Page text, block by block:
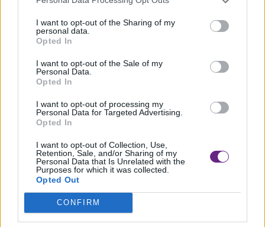
I want to opt-out of the Sharing of my
personal data.
Opted In
I want to opt-out of the Sale of my
Personal Data.
Opted In
I want to opt-out of processing my
Personal Data for Targeted Advertising.
Opted In
I want to opt-out of Collection, Use,
Retention, Sale, and/or Sharing of my
Personal Data that Is Unrelated with the
Purposes for which it was collected.
Opted Out
CONFIRM